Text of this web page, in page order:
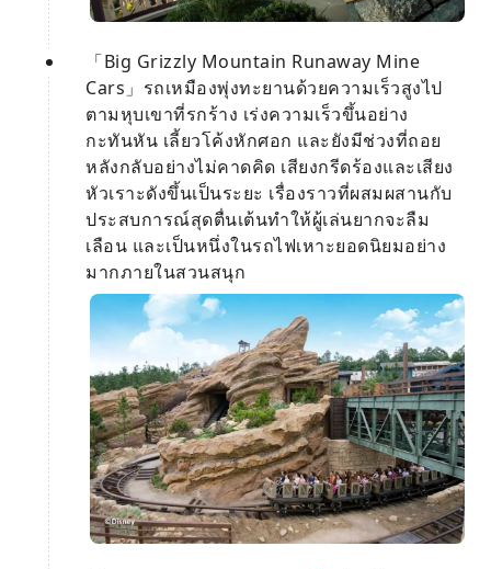
「Big Grizzly Mountain Runaway Mine
Cars」รถเหมืองพุ่งทะยานด้วยความเร็วสูงไป
ตามหุบเขาที่รกร้าง เร่งความเร็วขึ้นอย่าง
กะทันหัน เลี้ยวโค้งหักศอก และยังมีช่วงที่ถอย
หลังกลับอย่างไม่คาดคิด เสียงกรีดร้องและเสียง
หัวเราะดังขึ้นเป็นระยะ เรื่องราวที่ผสมผสานกับ
ประสบการณ์สุดตื่นเต้นทำให้ผู้เล่นยากจะลืม
เลือน และเป็นหนึ่งในรถไฟเหาะยอดนิยมอย่าง
มากภายในสวนสนุก